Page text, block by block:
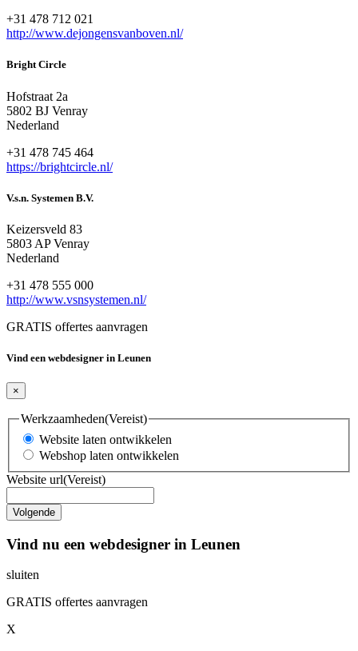
+31 478 712 021
http://www.dejongensvanboven.nl/
Bright Circle
Hofstraat 2a
5802 BJ Venray
Nederland
+31 478 745 464
https://brightcircle.nl/
V.s.n. Systemen B.V.
Keizersveld 83
5803 AP Venray
Nederland
+31 478 555 000
http://www.vsnsystemen.nl/
GRATIS offertes aanvragen
Vind een webdesigner in Leunen
×
Werkzaamheden(Vereist)
Website laten ontwikkelen
Webshop laten ontwikkelen
Website url(Vereist)
Vind nu een webdesigner in Leunen
sluiten
GRATIS offertes aanvragen
X